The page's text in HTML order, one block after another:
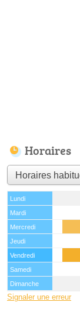
Horaires
Lundi
Mardi
Mercredi
Jeudi
Vendredi
Samedi
Dimanche
Signaler une erreur